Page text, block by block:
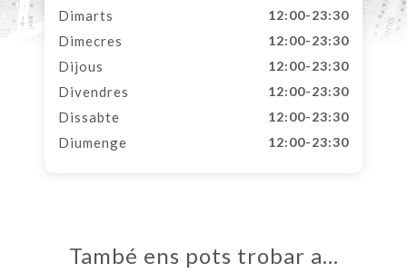
Dimarts 12:00-23:30
Dimecres 12:00-23:30
Dijous 12:00-23:30
Divendres 12:00-23:30
Dissabte 12:00-23:30
Diumenge 12:00-23:30
També ens pots trobar a…